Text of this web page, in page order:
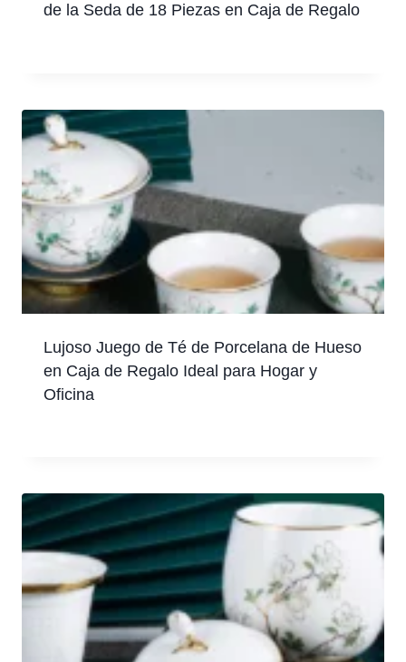
de la Seda de 18 Piezas en Caja de Regalo
Lujoso Juego de Té de Porcelana de Hueso
en Caja de Regalo Ideal para Hogar y
Oficina